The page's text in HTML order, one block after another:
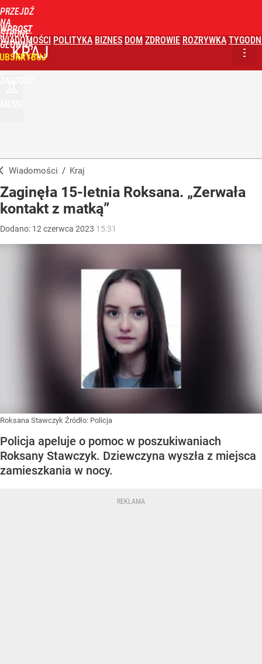
PRZEJDŹ
NA
STRONĘ
GŁÓWNĄ
WPROST
WIADOMOŚCI POLITYKA BIZNES DOM ZDROWIE ROZRYWKA
KRAJ
Wiadomości / Kraj
Zaginęła 15-letnia Roksana. „Zerwała
kontakt z matką”
Dodano: 12 czerwca 2023 15:31
Roksana Stawczyk Źródło: Policja
Policja apeluje o pomoc w poszukiwaniach
Roksany Stawczyk. Dziewczyna wyszła z miejsca
zamieszkania w nocy.